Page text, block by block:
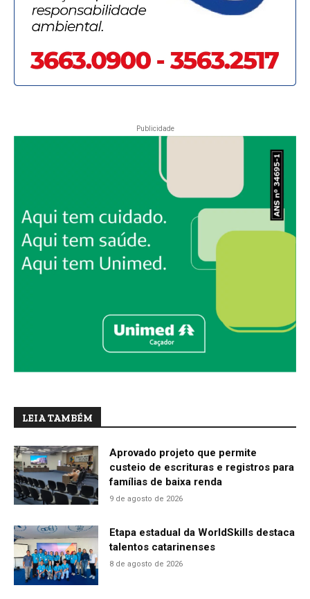
Publicidade
LEIA TAMBÉM
Aprovado projeto que permite
custeio de escrituras e registros para
famílias de baixa renda
9 de agosto de 2026
Etapa estadual da WorldSkills destaca
talentos catarinenses
8 de agosto de 2026